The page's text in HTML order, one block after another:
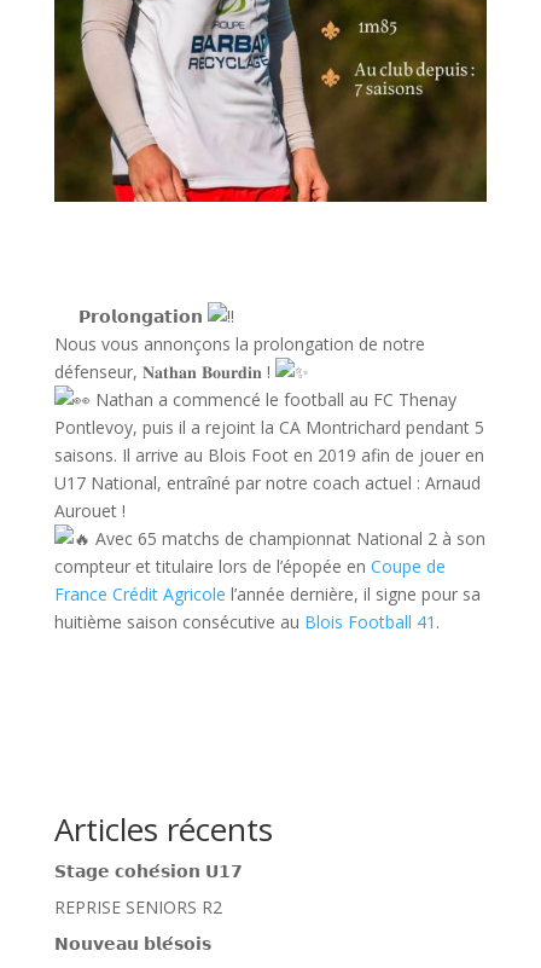
𝗣𝗿𝗼𝗹𝗼𝗻𝗴𝗮𝘁𝗶𝗼𝗻
Nous vous annonçons la prolongation de notre
défenseur, 𝐍𝐚𝐭𝐡𝐚𝐧 𝐁𝐨𝐮𝐫𝐝𝐢𝐧 !
Nathan a commencé le football au FC Thenay
Pontlevoy, puis il a rejoint la CA Montrichard pendant 5
saisons. Il arrive au Blois Foot en 2019 afin de jouer en
U17 National, entraîné par notre coach actuel : Arnaud
Aurouet !
Avec 65 matchs de championnat National 2 à son
compteur et titulaire lors de l’épopée en Coupe de
France Crédit Agricole l’année dernière, il signe pour sa
huitième saison consécutive au Blois Football 41 .
Articles récents
𝗦𝘁𝗮𝗴𝗲 𝗰𝗼𝗵𝗲́𝘀𝗶𝗼𝗻 𝗨𝟭𝟳
REPRISE SENIORS R2
𝗡𝗼𝘂𝘃𝗲𝗮𝘂 𝗯𝗹𝗲́𝘀𝗼𝗶𝘀